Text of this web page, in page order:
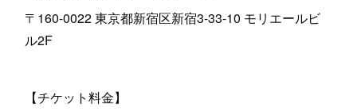
〒160-0022 東京都新宿区新宿3-33-10 モリエールビ
ル2F
【チケット料金】